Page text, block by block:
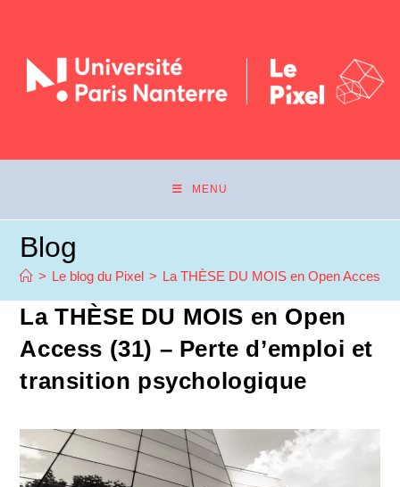
MENU
Blog
> Le blog du Pixel > La THÈSE DU MOIS en Open Access
La THÈSE DU MOIS en Open
Access (31) – Perte d’emploi et
transition psychologique